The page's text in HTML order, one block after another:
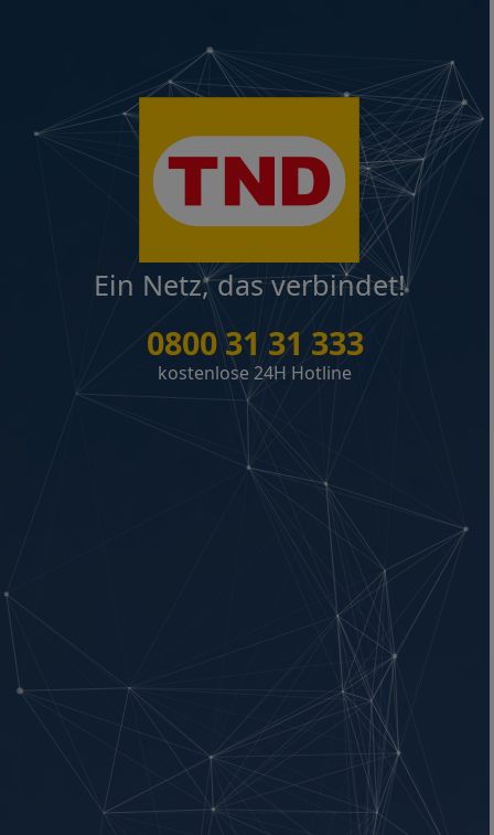
Ein Netz, das verbindet!
0800 31 31 333
kostenlose 24H Hotline